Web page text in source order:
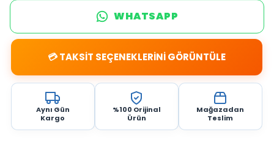
WHATSAPP
💳 TAKSİT SEÇENEKLERİNİ GÖRÜNTÜLE
Aynı Gün
Kargo
%100 Orijinal
Ürün
Mağazadan
Teslim